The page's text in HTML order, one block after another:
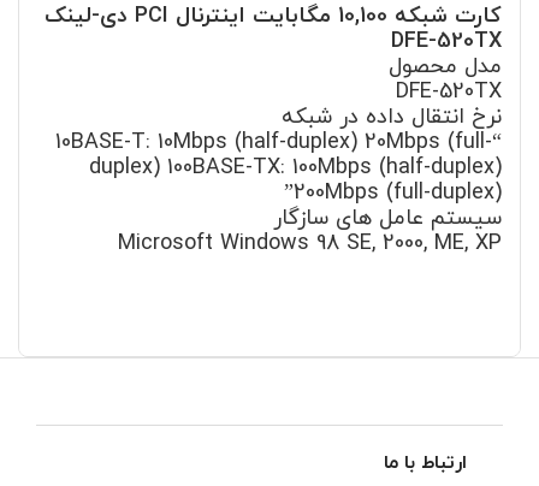
کارت شبکه 10,100 مگابایت اینترنال PCI دی-لینک
DFE-520TX
مدل محصول
DFE-520TX
نرخ انتقال داده در شبکه
“10BASE-T: 10Mbps (half-duplex) 20Mbps (full-
duplex) 100BASE-TX: 100Mbps (half-duplex)
200Mbps (full-duplex)”
سیستم عامل های سازگار
Microsoft Windows 98 SE, 2000, ME, XP
ارتباط با ما